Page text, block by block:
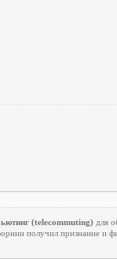
(telecommuting) для
получил признание и